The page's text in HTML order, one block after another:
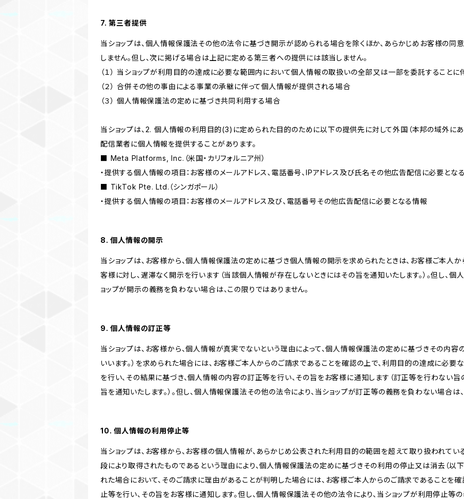
7. 第三者提供
当ショップは、個人情報保護法その他の法令に基づき開示が認められる場合を除くほか、あらかじめお客様の同
しません。但し、次に掲げる場合は上記に定める第三者への提供には該当しません。
（１） 当ショップが利用目的の達成に必要な範囲内において個人情報の取扱いの全部又は一部を委託すること
（２） 合併その他の事由による事業の承継に伴って個人情報が提供される場合
（３） 個人情報保護法の定めに基づき共同利用する場合
当ショップは、2. 個人情報の利用目的(3)に定められた目的のために以下の提供先に対して外国（本邦の域外に
配信業者に個人情報を提供することがあります。
■ Meta Platforms, Inc.（米国・カリフォルニア州）
・提供する個人情報の項目：お客様のメールアドレス、電話番号、IPアドレス及び氏名その他広告配信に必要とな
■ TikTok Pte. Ltd.（シンガポール）
・提供する個人情報の項目：お客様のメールアドレス及び、電話番号その他広告配信に必要となる情報
8. 個人情報の開示
当ショップは、お客様から、個人情報保護法の定めに基づき個人情報の開示を求められたときは、お客様ご本人
客様に対し、遅滞なく開示を行います（当該個人情報が存在しないときにはその旨を通知いたします。）。但し、個
ョップが開示の義務を負わない場合は、この限りではありません。
9. 個人情報の訂正等
当ショップは、お客様から、個人情報が真実でないという理由によって、個人情報保護法の定めに基づきその内容
いいます。）を求められた場合には、お客様ご本人からのご請求であることを確認の上で、利用目的の達成に必要
を行い、その結果に基づき、個人情報の内容の訂正等を行い、その旨をお客様に通知します（訂正等を行わない旨
旨を通知いたします。）。但し、個人情報保護法その他の法令により、当ショップが訂正等の義務を負わない場合は
10. 個人情報の利用停止等
当ショップは、お客様から、お客様の個人情報が、あらかじめ公表された利用目的の範囲を超えて取り扱われて
段により取得されたものであるという理由により、個人情報保護法の定めに基づきその利用の停止又は消去（以下
れた場合において、そのご請求に理由があることが判明した場合には、お客様ご本人からのご請求であることを
止等を行い、その旨をお客様に通知します。但し、個人情報保護法その他の法令により、当ショップが利用停止等